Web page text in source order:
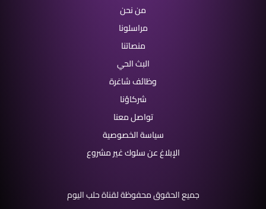
من نحن
مراسلونا
منصاتنا
البث الحي
وظائف شاغرة
شركاؤنا
تواصل معنا
سياسة الخصوصية
الإبلاغ عن سلوك غير مشروع
جميع الحقوق محفوظة لقناة حلب اليوم